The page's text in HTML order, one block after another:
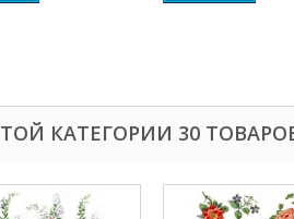
КАТЕГОРИИ 30